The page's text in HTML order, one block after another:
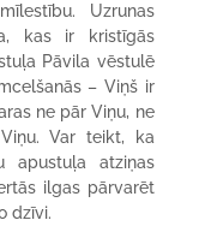
Uzrunas
kas ir kristīgās
Pāvila vēstulē
– Viņš ir
ne pār Viņu, ne
Var teikt, ka
apustuļa atziņas
ilgas pārvarēt
dzīvi.